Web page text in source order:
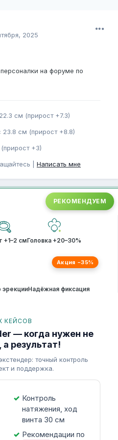
2025
на форуме по
см (прирост +7.3)
23.8 см (прирост +8.8)
+3)
| Написать мне
РЕКОМЕНДУЕМ
+1–2 смГоловка +20–30%
Акция −35%
эрекцииНадёжная фиксация
КЕЙСОВ
— когда нужен не
результат!
точный контроль
и поддержка.
Контроль
натяжения, ход
винта 30 см
Рекомендации по